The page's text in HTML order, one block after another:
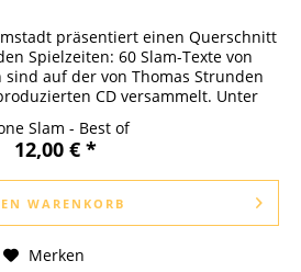
präsentiert einen Querschnitt
Spielzeiten: 60 Slam-Texte von
sind auf der von Thomas Strunden
CD versammelt. Unter
Slam - Best of
12,00 € *
WARENKORB
Merken